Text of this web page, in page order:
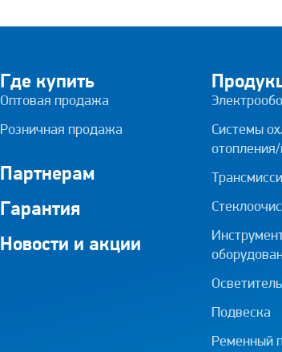
Где купить
Оптовая продажа
Розничная продажа
Партнерам
Гарантия
Новости и акции
Системы
Подвеска
Ременный